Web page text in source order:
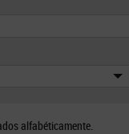
alfabéticamente.